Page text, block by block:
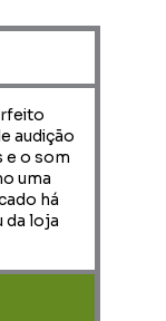
audição
e o som
uma
há
da loja